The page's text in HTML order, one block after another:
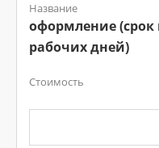
Название
оформление (срок
рабочих дней)
Стоимость